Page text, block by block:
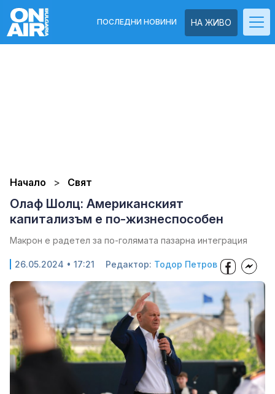
НА ЖИВО
ПОСЛЕДНИ НОВИНИ
Начало Свят
Олаф Шолц: Американският
капитализъм е по-жизнеспособен
Макрон е радетел за по-голямата пазарна интеграция
26.05.2024 • 17:21 Редактор: Тодор Петров